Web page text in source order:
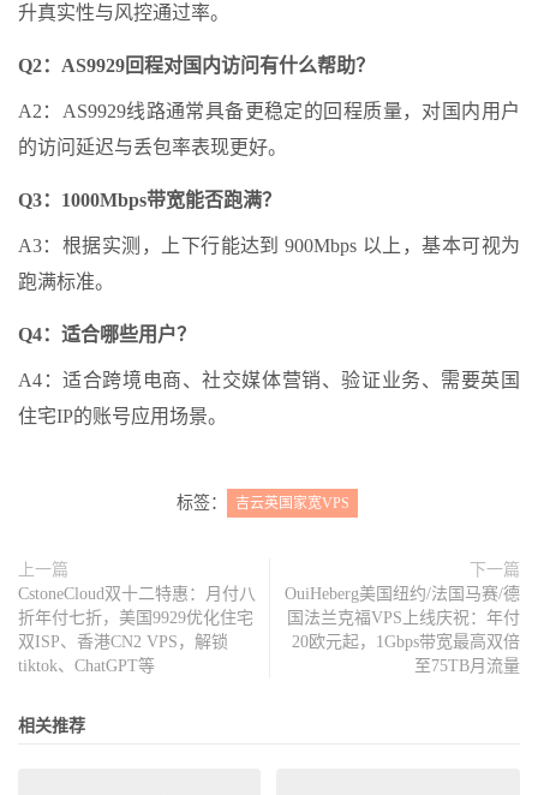
升真实性与风控通过率。
Q2：AS9929回程对国内访问有什么帮助？
A2：AS9929线路通常具备更稳定的回程质量，对国内用户
的访问延迟与丢包率表现更好。
Q3：1000Mbps带宽能否跑满？
A3：根据实测，上下行能达到 900Mbps 以上，基本可视为
跑满标准。
Q4：适合哪些用户？
A4：适合跨境电商、社交媒体营销、验证业务、需要英国
住宅IP的账号应用场景。
标签： 吉云英国家宽VPS
上一篇
CstoneCloud双十二特惠：月付八
折年付七折，美国9929优化住宅
双ISP、香港CN2 VPS，解锁
tiktok、ChatGPT等
下一篇
OuiHeberg美国纽约/法国马赛/德
国法兰克福VPS上线庆祝：年付
20欧元起，1Gbps带宽最高双倍
至75TB月流量
相关推荐